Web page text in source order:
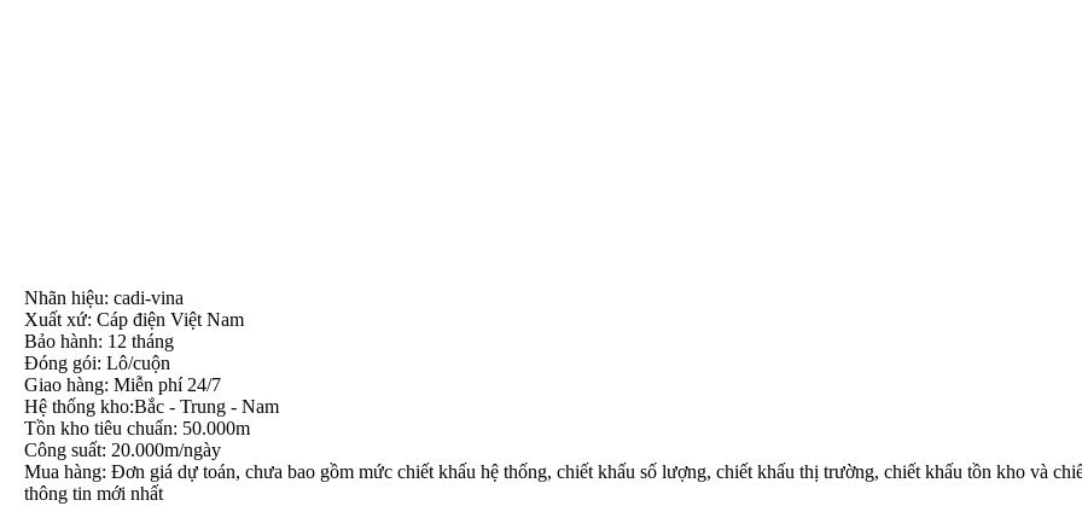
Nhãn hiệu: cadi-vina
Xuất xứ: Cáp điện Việt Nam
Bảo hành: 12 tháng
Đóng gói: Lô/cuộn
Giao hàng: Miễn phí 24/7
Hệ thống kho:Bắc - Trung - Nam
Tồn kho tiêu chuẩn: 50.000m
Công suất: 20.000m/ngày
Mua hàng: Đơn giá dự toán, chưa bao gồm mức chiết khấu hệ thống, chiết khấu số lượng, chiết khấu thị trường, chiết khấu tồn kho và
thông tin mới nhất